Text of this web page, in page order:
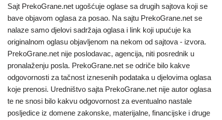
Sajt PrekoGrane.net ugošćuje oglase sa drugih sajtova koji se
bave objavom oglasa za posao. Na sajtu PrekoGrane.net se
nalaze samo djelovi sadržaja oglasa i link koji upućuje ka
originalnom oglasu objavljenom na nekom od sajtova - izvora.
PrekoGrane.net nije poslodavac, agencija, niti posrednik u
pronalaženju posla. PrekoGrane.net se odriče bilo kakve
odgovornosti za tačnost iznesenih podataka u djelovima oglasa
koje prenosi. Uredništvo sajta PrekoGrane.net nije autor oglasa
te ne snosi bilo kakvu odgovornost za eventualno nastale
posljedice iz domene zakonske, materijalne, financijske i druge